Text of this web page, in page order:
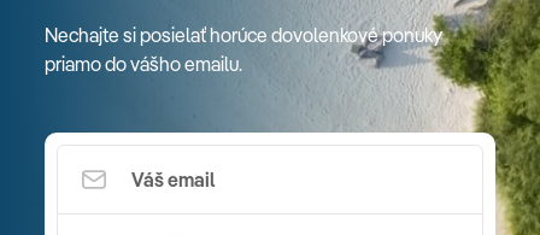
Nechajte si posielať horúce dovolenkové ponuky
priamo do vášho emailu.